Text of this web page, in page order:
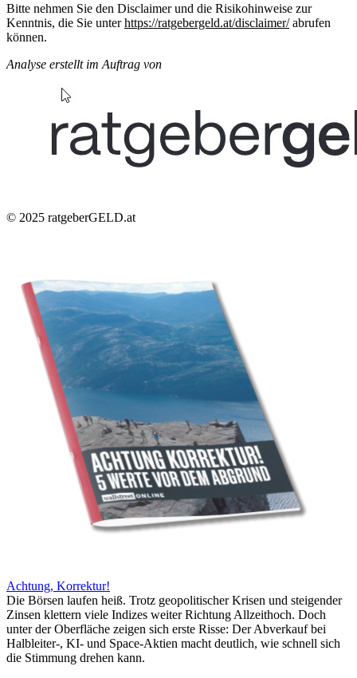
Bitte nehmen Sie den Disclaimer und die Risikohinweise zur
Kenntnis, die Sie unterhttps://ratgebergeld.at/disclaimer/abrufen
können.
Analyse erstellt im Auftrag von
© 2025 ratgeberGELD.at
Achtung, Korrektur!
Die Börsen laufen heiß. Trotz geopolitischer Krisen und steigender
Zinsen klettern viele Indizes weiter Richtung Allzeithoch. Doch
unter der Oberfläche zeigen sich erste Risse: Der Abverkauf bei
Halbleiter-, KI- und Space-Aktien macht deutlich, wie schnell sich
die Stimmung drehen kann.